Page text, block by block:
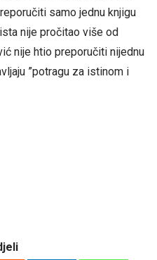
samo jednu knjigu
nije pročitao više od
nije htio preporučiti nijednu
”potragu za istinom i